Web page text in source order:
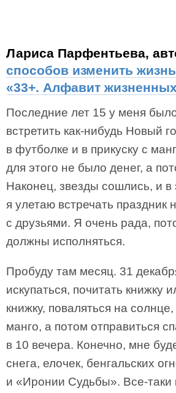
Лариса Парфентьева,
способов изменить
«33+. Алфавит
Последние лет 15 у меня
встретить как-нибудь Новый
в футболке и в прикуску с
для этого не было денег, а
Наконец, звезды сошлись, и в
я улетаю встречать праздник
с друзьями. Я очень рада,
должны исполняться.
Пробуду там месяц. 31
искупаться, почитать книжку
книжку, поваляться на
манго, а потом отправиться
в 10 вечера. Конечно, мне
снега, елочек, бенгальских
и «Иронии Судьбы». Все-таки